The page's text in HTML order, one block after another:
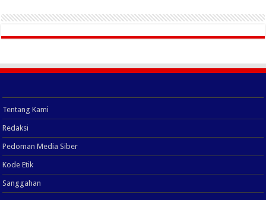
Tentang Kami
Redaksi
Pedoman Media Siber
Kode Etik
Sanggahan